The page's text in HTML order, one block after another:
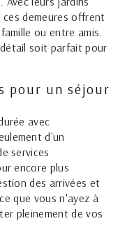
demeures offrent
ou entre amis.
détail soit parfait pour
pour un séjour
avec
d'un
services
encore plus
des arrivées et
que vous n'ayez à
pleinement de vos